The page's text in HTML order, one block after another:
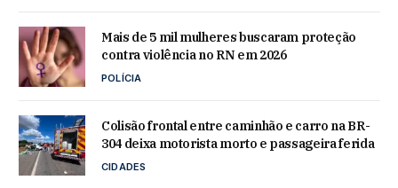
Mais de 5 mil mulheres buscaram proteção
contra violência no RN em 2026
POLÍCIA
Colisão frontal entre caminhão e carro na BR-
304 deixa motorista morto e passageira ferida
CIDADES